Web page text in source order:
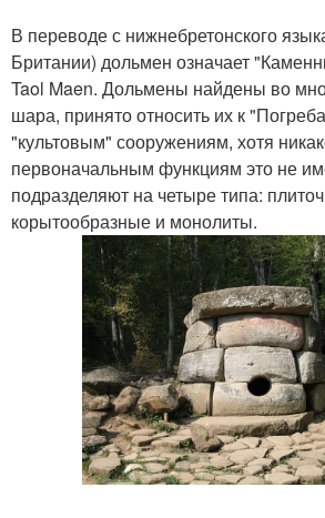
В переводе с нижнебретонского
Британии) дольмен означает
Taol Maen. Дольмены найдены во
шара, принято относить их к
"культовым" сооружениям, хотя
первоначальным функциям это не
подразделяют на четыре типа:
корытообразные и монолиты.